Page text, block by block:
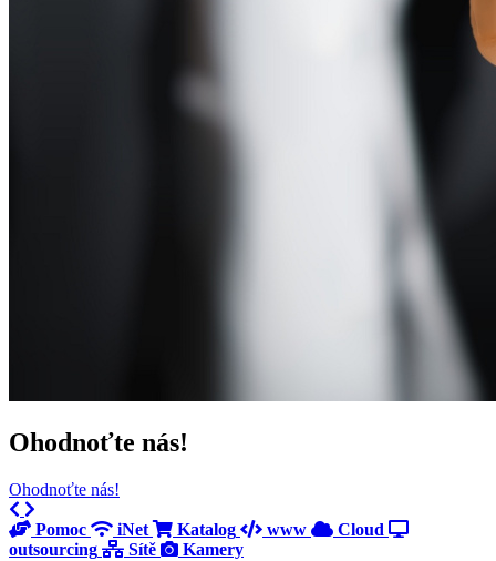
Ohodnoťte nás!
Ohodnoťte nás!
Previous
Pomoc
iNet Katalog www
Cloud
outsourcing
Sítě Kamery